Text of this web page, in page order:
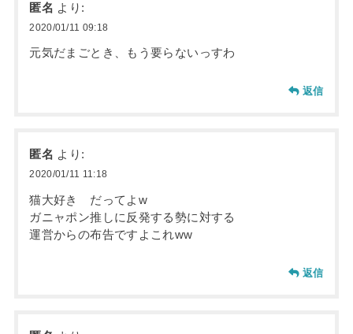
匿名 より:
2020/01/11 09:18
元気だまごとき、もう要らないっすわ
返信
匿名 より:
2020/01/11 11:18
猫大好き だってよw
ガニャポン推しに反発する勢に対する
運営からの布告ですよこれww
返信